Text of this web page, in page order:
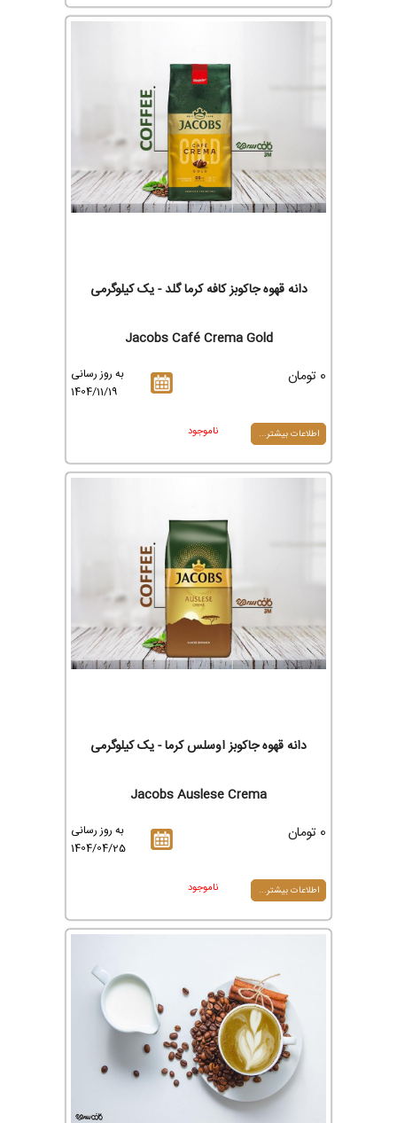
دانه قهوه جاکوبز کافه کرما گلد - یک کیلوگرمی
Jacobs Café Crema Gold
به روز رسانی
1404/11/19
0 تومان
اطلاعات بیشتر... ناموجود
دانه قهوه جاکوبز اوسلس کرما - یک کیلوگرمی
Jacobs Auslese Crema
به روز رسانی
1404/04/25
0 تومان
اطلاعات بیشتر... ناموجود